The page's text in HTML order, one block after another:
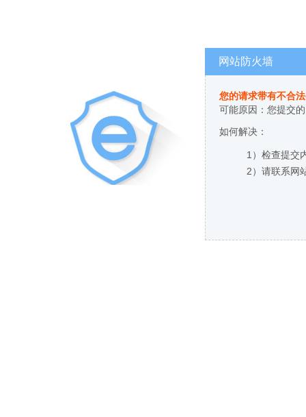
网站防火墙
您的请求带有不合
可能原因：您提交
如何解决：
1）检查提交
2）请联系网